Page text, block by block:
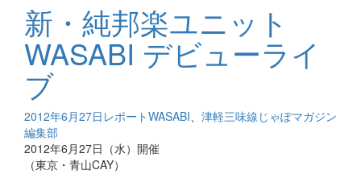
新・純邦楽ユニット
WASABI デビューライ
ブ
2012年6月27日 レポートWASABI、 津軽三味線 じゃぽマガジン
編集部
2012年6月27日（水）開催
（東京・青山CAY）